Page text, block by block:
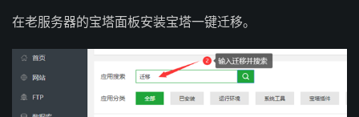
在老服务器的宝塔面板安装宝塔一键迁移。